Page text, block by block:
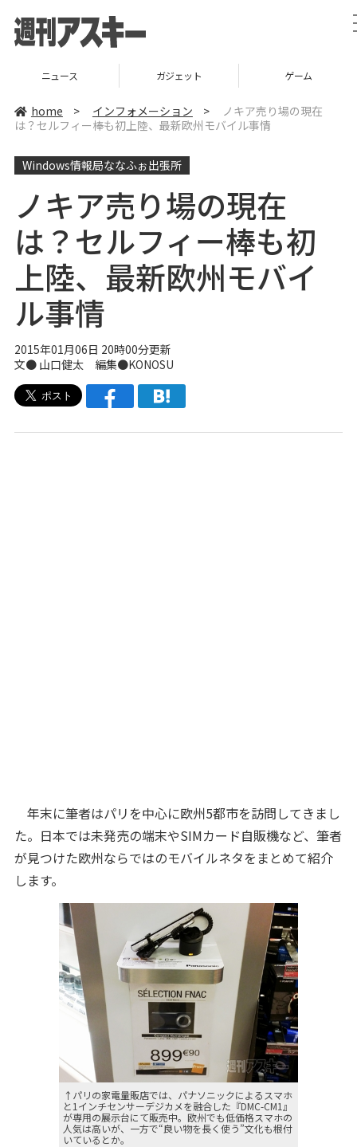
ニュース ガジェット ゲーム
home > インフォメーション >
ノキア売り場の現在
は？セルフィー棒も初上陸、最新欧州モバイル事情
Windows情報局ななふぉ出張所
ノキア売り場の現在
は？セルフィー棒も初
上陸、最新欧州モバイ
ル事情
2015年01月06日 20時00分更新
文● 山口健太編集●KONOSU
年末に筆者はパリを中心に欧州5都市を訪問してきまし
た。日本では未発売の端末やSIMカード自販機など、筆者
が見つけた欧州ならではのモバイルネタをまとめて紹介
します。
↑パリの家電量販店では、パナソニックによるスマホ
と1インチセンサーデジカメを融合した『DMC-CM1』
が専用の展示台にて販売中。欧州でも低価格スマホの
人気は高いが、一方で“良い物を長く使う”文化も根付
いているとか。